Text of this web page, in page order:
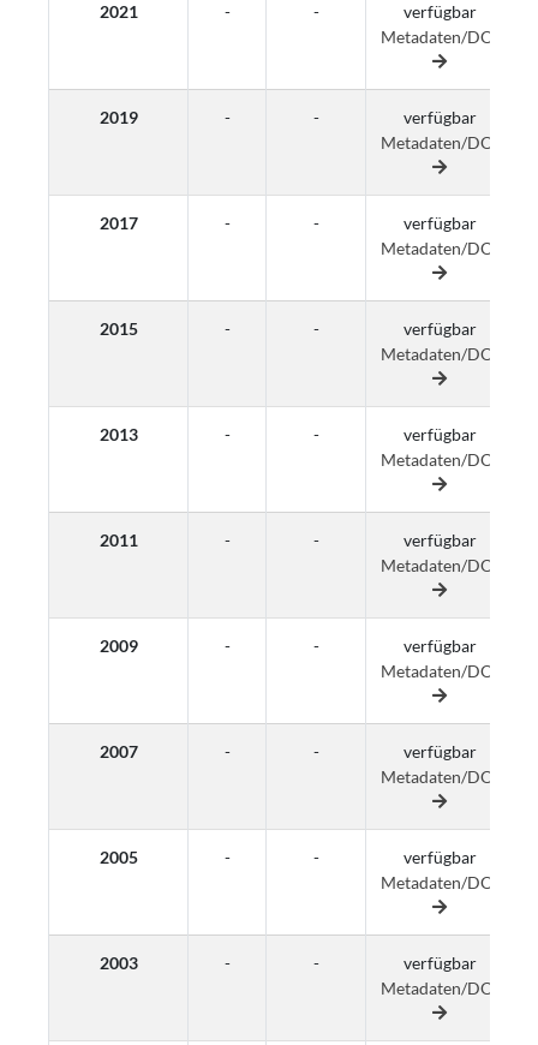
2021 - -
verfügbar
Metadaten/DOI
2019 - -
verfügbar
Metadaten/DOI
2017 - -
verfügbar
Metadaten/DOI
2015 - -
verfügbar
Metadaten/DOI
2013 - -
verfügbar
Metadaten/DOI
2011 - -
verfügbar
Metadaten/DOI
2009 - -
verfügbar
Metadaten/DOI
2007 - -
verfügbar
Metadaten/DOI
2005 - -
verfügbar
Metadaten/DOI
2003 - -
verfügbar
Metadaten/DOI